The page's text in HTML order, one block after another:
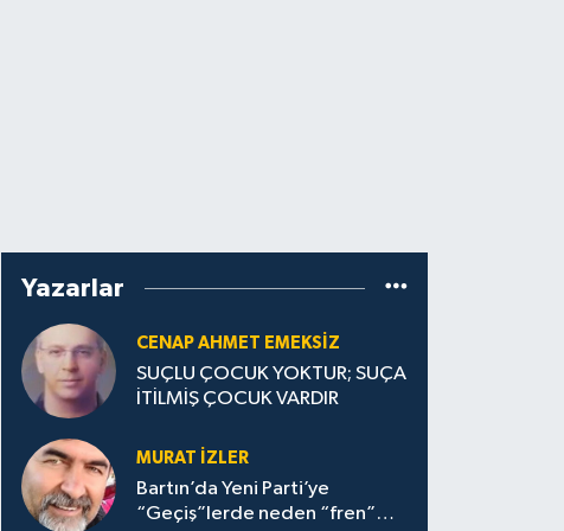
Yazarlar
CENAP AHMET EMEKSİZ
SUÇLU ÇOCUK YOKTUR; SUÇA
İTİLMİŞ ÇOCUK VARDIR
MURAT İZLER
Bartın’da Yeni Parti’ye
“Geçiş”lerde neden “fren”